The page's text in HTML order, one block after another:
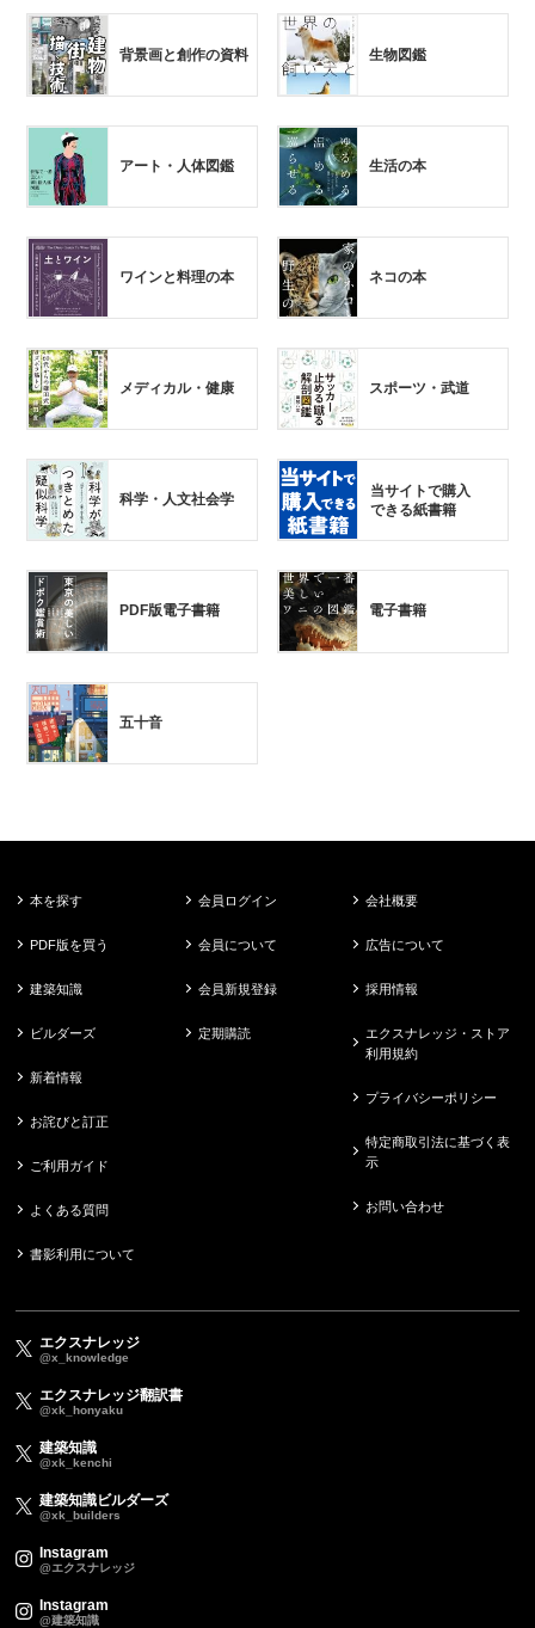
背景画と創作の資料 生物図鑑
アート・人体図鑑 生活の本
ワインと料理の本 ネコの本
メディカル・健康 スポーツ・武道
科学・人文社会学
当サイトで購入
できる紙書籍
PDF版電子書籍 電子書籍
五十音
本を探す
PDF版を買う
建築知識
ビルダーズ
新着情報
お詫びと訂正
ご利用ガイド
よくある質問
書影利用について
会員ログイン
会員について
会員新規登録
定期購読
会社概要
広告について
採用情報
エクスナレッジ・ストア
利用規約
プライバシーポリシー
特定商取引法に基づく表
示
お問い合わせ
エクスナレッジ
@x_knowledge
エクスナレッジ翻訳書
@xk_honyaku
建築知識
@xk_kenchi
建築知識ビルダーズ
@xk_builders
Instagram
@エクスナレッジ
Instagram
@建築知識